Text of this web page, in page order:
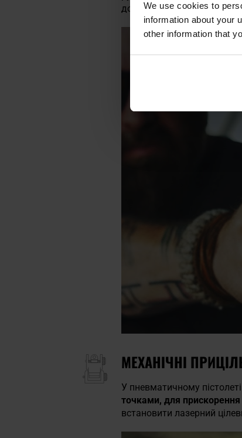
We use cookies to
information about your
other information that
дозволяє досягти
МЕХАНІЧНІ
У пневматичному
точками, для
встановити лазерний